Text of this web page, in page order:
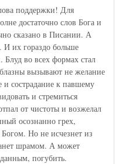
поддержки! Для
достаточно слов Бога и
сказано в Писании. А
И их гораздо больше
во всех формах стал
вызывают не желание
и сострадание к павшему
и стремиться
от чистоты и возжелал
осознанно грех,
Но не исчезнет из
шрамом. А может
погубить.